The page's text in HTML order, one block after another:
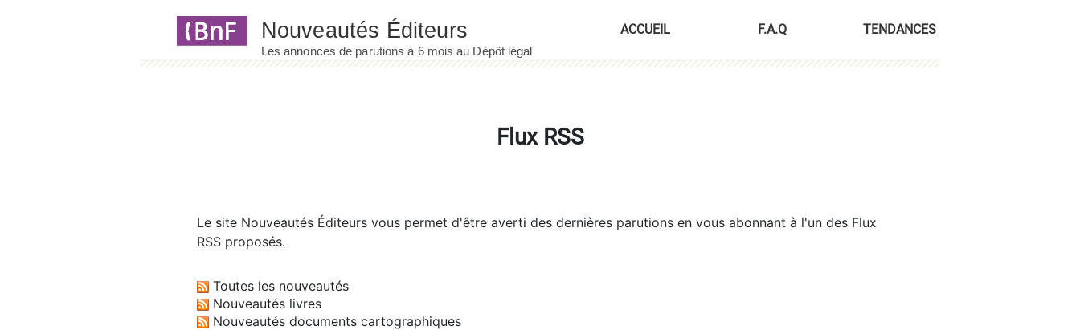
ACCUEIL F.A.Q TENDANCES
Flux RSS
Le site Nouveautés Éditeurs vous permet d'être averti des dernières parutions en vous abonnant à l'un des Flux
RSS proposés.
Toutes les nouveautés
Nouveautés livres
Nouveautés documents cartographiques